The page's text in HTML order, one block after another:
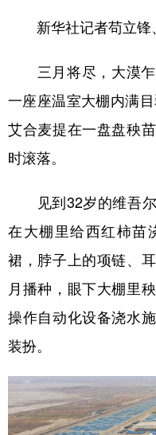
访谈 视频
食品 人居
学术中国 乡村振
城市
彩票 娱乐
公益 一带一
文化产业
地方频道
辽宁 吉林
浙江 安徽
新华社记者苟立锋
三月将尽，大漠乍
一座座温室大棚内满
艾合麦提在一盘盘秧
时滚落。
见到32岁的维吾尔
在大棚里给西红柿苗
裙，脖子上的项链、
月播种，眼下大棚里
操作自动化设备浇水
装扮。